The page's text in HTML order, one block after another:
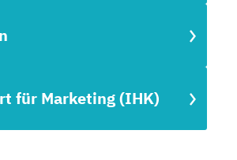
für Marketing (IHK)